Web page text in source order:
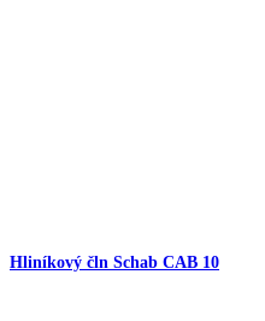
Hliníkový čln Schab CAB 10